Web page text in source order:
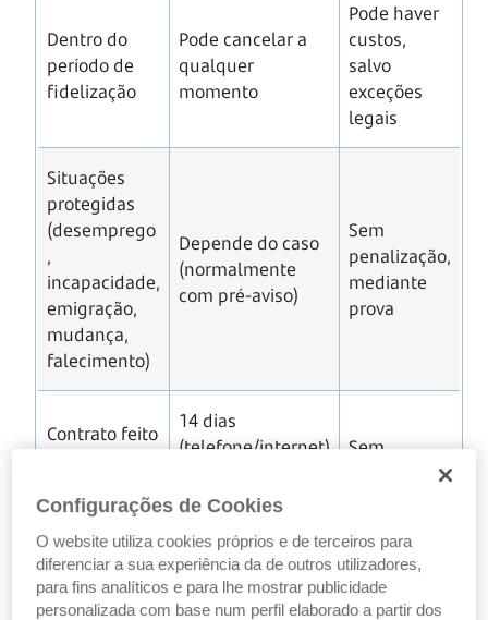
Dentro do
período de
fidelização
Pode cancelar a
qualquer
momento
Pode haver
custos,
salvo
exceções
legais
Situações
protegidas
(desemprego
,
incapacidade,
emigração,
mudança,
falecimento)
Depende do caso
(normalmente
com pré-aviso)
Sem
penalização,
mediante
prova
Contrato feito
14 dias
(telefone/internet)
(domicílio)
Sem
penalização
Os três cenários principais a considerar:
Configurações de Cookies
O website utiliza cookies próprios e de terceiros para
diferenciar a sua experiência da de outros utilizadores,
para fins analíticos e para lhe mostrar publicidade
personalizada com base num perfil elaborado a partir dos